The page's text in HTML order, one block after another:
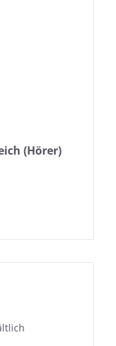
(Hörer)